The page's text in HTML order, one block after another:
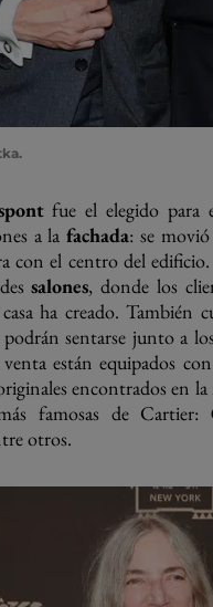
fue el elegido para
a lafachada: se
con el centro del
salones, donde los
ha creado.
sentarse junto a
venta están equipados
encontrados en
famosas de Cartier:
otros.